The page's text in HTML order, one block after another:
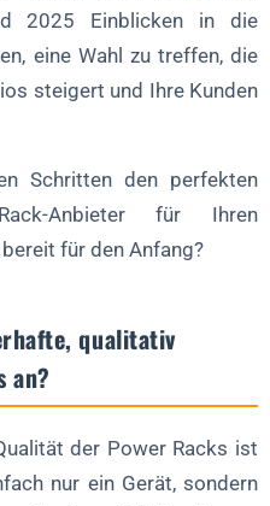
2025 Einblicken in die
eine Wahl zu treffen, die
steigert und Ihre Kunden
Schritten den perfekten
Anbieter für Ihren
für den Anfang?
qualitativ
an?
der Power Racks ist
nur ein Gerät, sondern